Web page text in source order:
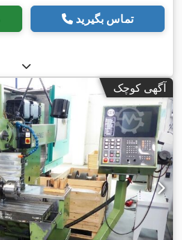
تماس بگیرید
آگهی کوچک